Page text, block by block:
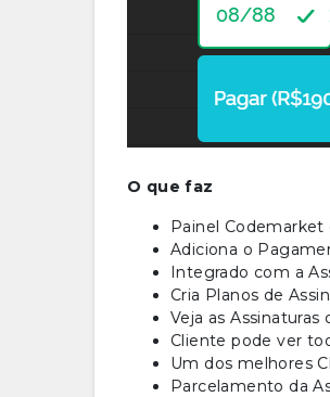
O que faz
Painel Codemarket
Adiciona o
Integrado com a
Cria Planos de
Veja as Assinaturas
Cliente pode ver
Um dos melhores
Parcelamento da